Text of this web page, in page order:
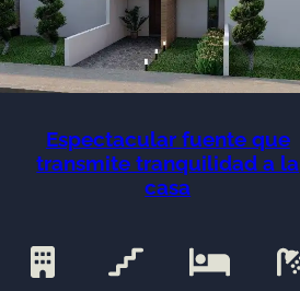
Espectacular fuente que
transmite tranquilidad a la
casa